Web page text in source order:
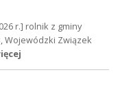
r.] rolnik z gminy
Wojewódzki Związek